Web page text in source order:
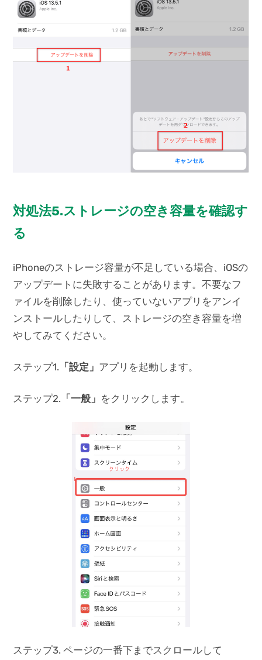
対処法5.ストレージの空き容量を確認す
る
iPhoneのストレージ容量が不足している場合、iOSの
アップデートに失敗することがあります。不要なフ
ァイルを削除したり、使っていないアプリをアンイ
ンストールしたりして、ストレージの空き容量を増
やしてみてください。
ステップ1. 「設定」 アプリを起動します。
ステップ2. 「一般」 をクリックします。
ステップ3. ページの一番下までスクロールして